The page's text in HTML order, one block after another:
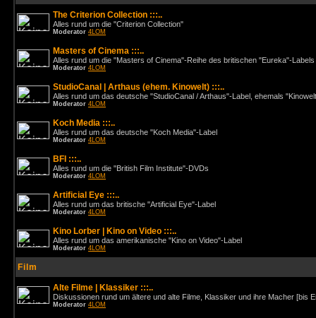
The Criterion Collection :::..
Alles rund um die "Criterion Collection"
Moderator 4LOM
Masters of Cinema :::..
Alles rund um die "Masters of Cinema"-Reihe des britischen "Eureka"-Labels
Moderator 4LOM
StudioCanal | Arthaus (ehem. Kinowelt) :::..
Alles rund um das deutsche "StudioCanal / Arthaus"-Label, ehemals
Moderator 4LOM
Koch Media :::..
Alles rund um das deutsche "Koch Media"-Label
Moderator 4LOM
BFI :::..
Alles rund um die "British Film Institute"-DVDs
Moderator 4LOM
Artificial Eye :::..
Alles rund um das britische "Artificial Eye"-Label
Moderator 4LOM
Kino Lorber | Kino on Video :::..
Alles rund um das amerikanische "Kino on Video"-Label
Moderator 4LOM
Film
Alte Filme | Klassiker :::..
Diskussionen rund um ältere und alte Filme, Klassiker und ihre Macher [bis
Moderator 4LOM